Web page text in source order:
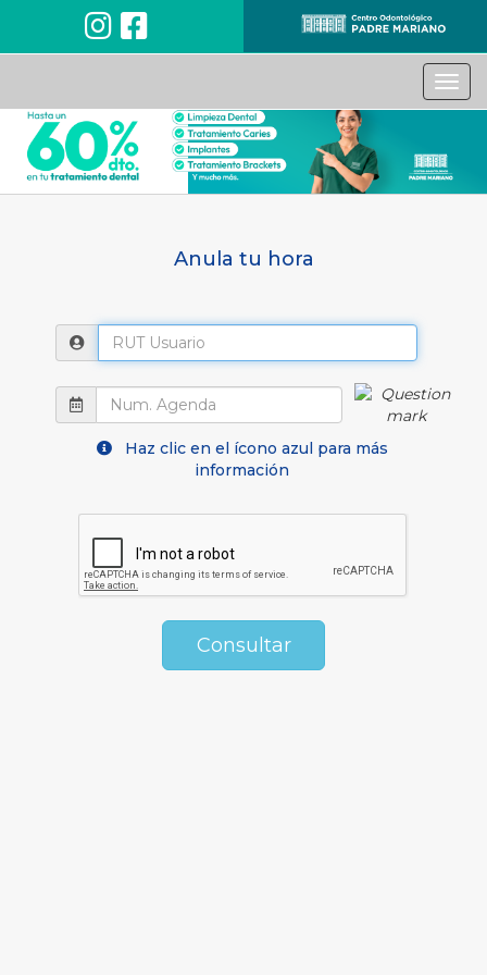
Anula tu hora
Haz clic en el ícono azul para más
información
Consultar